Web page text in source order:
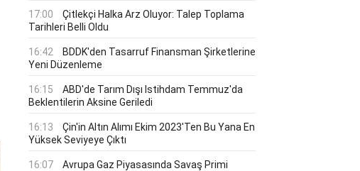
17:00
Çitlekçi Halka Arz Oluyor: Talep Toplama
Tarihleri Belli Oldu
16:42
BDDK'den Tasarruf Finansman Şirketlerine
Yeni Düzenleme
16:15
ABD'de Tarım Dışı Istihdam Temmuz'da
Beklentilerin Aksine Geriledi
16:13
Çin'in Altın Alımı Ekim 2023'ten Bu Yana En
Yüksek Seviyeye Çıktı
16:07
Avrupa Gaz Piyasasında Savaş Primi